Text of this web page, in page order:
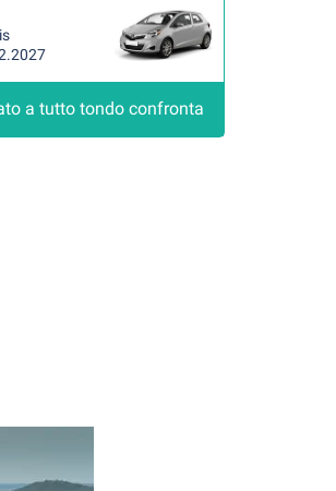
a tutto tondo confronta